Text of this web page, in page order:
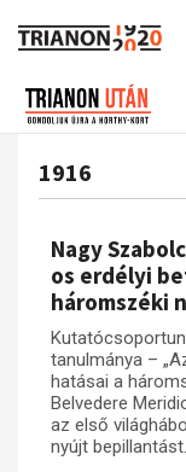
1916
Nagy
os erdélyi
háromszéki
tanulmánya –
hatásai a
Belvedere
az első
nyújt bepillantást.